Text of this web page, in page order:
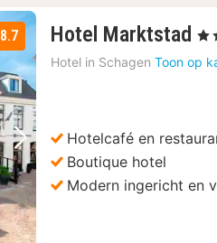
Volgende foto
8.7 Hotel Marktstad 1
, 4
Hotel in Schagen Toon op
Hotelcafé en
Boutique hotel
Modern ingericht en